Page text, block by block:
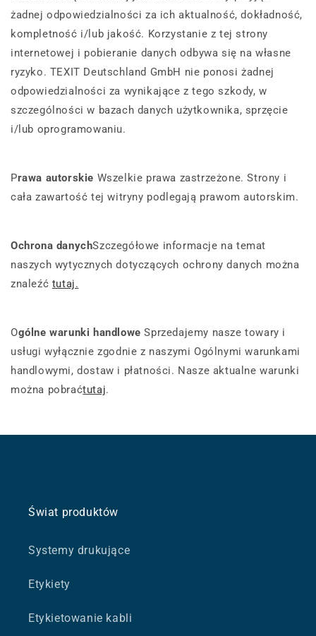
żadnej odpowiedzialności za ich aktualność, dokładność,
kompletność i/lub jakość. Korzystanie z tej strony
internetowej i pobieranie danych odbywa się na własne
ryzyko. TEXIT Deutschland GmbH nie ponosi żadnej
odpowiedzialności za wynikające z tego szkody, w
szczególności w bazach danych użytkownika, sprzęcie
i/lub oprogramowaniu.
Prawa autorskie Wszelkie prawa zastrzeżone. Strony i
cała zawartość tej witryny podlegają prawom autorskim.
Ochrona danychSzczegółowe informacje na temat
naszych wytycznych dotyczących ochrony danych można
znaleźć tutaj.
Ogólne warunki handlowe Sprzedajemy nasze towary i
usługi wyłącznie zgodnie z naszymi Ogólnymi warunkami
handlowymi, dostaw i płatności. Nasze aktualne warunki
można pobraćtutaj.
Świat produktów
Systemy drukujące
Etykiety
Etykietowanie kabli